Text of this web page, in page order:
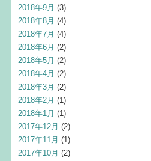
2018年9月 (3)
2018年8月 (4)
2018年7月 (4)
2018年6月 (2)
2018年5月 (2)
2018年4月 (2)
2018年3月 (2)
2018年2月 (1)
2018年1月 (1)
2017年12月 (2)
2017年11月 (1)
2017年10月 (2)